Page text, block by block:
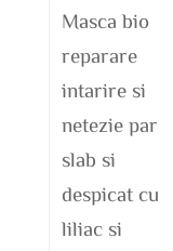
Masca bio
reparare
intarire si
netezie par
slab si
despicat cu
liliac si